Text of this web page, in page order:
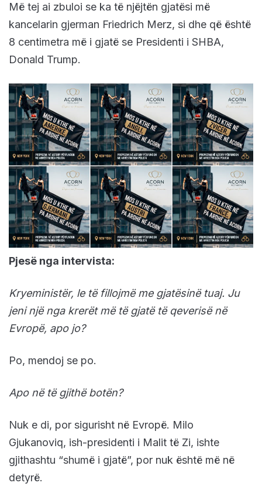
Më tej ai zbuloi se ka të njëjtën gjatësi më
kancelarin gjerman Friedrich Merz, si dhe që është
8 centimetra më i gjatë se Presidenti i SHBA,
Donald Trump.
Pjesë nga intervista:
Kryeministër, le të fillojmë me gjatësinë tuaj. Ju
jeni një nga krerët më të gjatë të qeverisë në
Evropë, apo jo?
Po, mendoj se po.
Apo në të gjithë botën?
Nuk e di, por sigurisht në Evropë. Milo
Gjukanoviq, ish-presidenti i Malit të Zi, ishte
gjithashtu “shumë i gjatë”, por nuk është më në
detyrë.